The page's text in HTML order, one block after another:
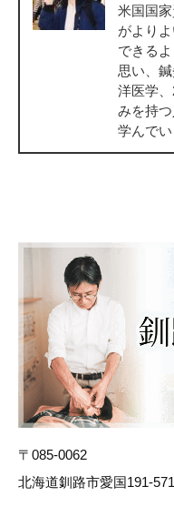
米国国
がより
できる
思い、
洋医学
みを持
学んで
〒085-0062
北海道釧路市愛国191-